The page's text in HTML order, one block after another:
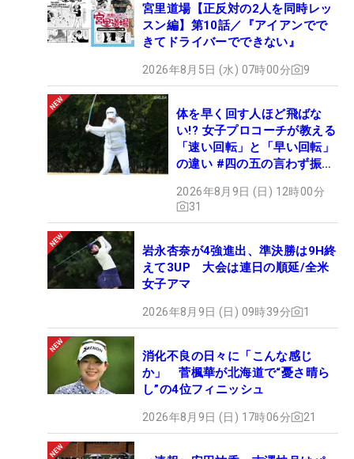
宮里道場【正反対の2人を同時レッ
スン編】第10話／『アイアンでで
きてドライバーでできない』
2026年8月5日 (水) 07時00分 9
体を早く回す人ほど飛ばな
い!? 女子プロコーチが教える
「速い回転」と「早い回転」
の違い #四の五の言わず振り
2026年8月9日 (日) 12時00分
31
岩永杏奈が4強進出、準決勝は9H終
えて3UP 大会は連日の順延/全米
女子アマ
2026年8月9日 (日) 09時39分 1
消化不良の日々に「こんな感じ
か」 菅楓華が北海道で“憂さ晴ら
し”の4位フィニッシュ
2026年8月9日 (日) 17時06分 21